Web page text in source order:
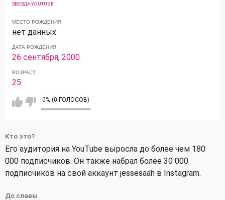
ЗВЕЗДА YOUTUBE
МЕСТО РОЖДЕНИЯ
нет данных
ДАТА РОЖДЕНИЯ
26 сентября,2000
ВОЗРАСТ
25
0% (0 ГОЛОСОВ)
Кто это?
Его аудитория на YouTube выросла до более чем 180
000 подписчиков. Он также набрал более 30 000
подписчиков на свой аккаунт jessesaah в Instagram.
До славы